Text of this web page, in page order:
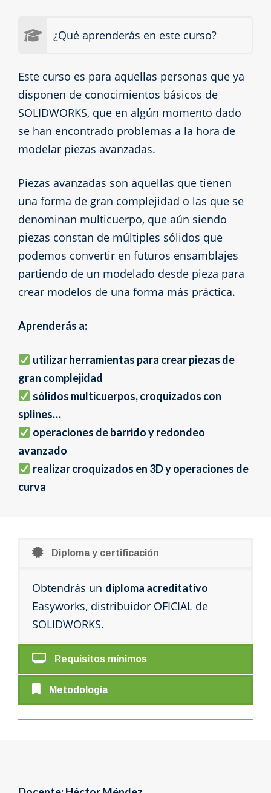
¿Qué aprenderás en este curso?
Este curso es para aquellas personas que ya
disponen de conocimientos básicos de
SOLIDWORKS, que en algún momento dado
se han encontrado problemas a la hora de
modelar piezas avanzadas.
Piezas avanzadas son aquellas que tienen
una forma de gran complejidad o las que se
denominan multicuerpo, que aún siendo
piezas constan de múltiples sólidos que
podemos convertir en futuros ensamblajes
partiendo de un modelado desde pieza para
crear modelos de una forma más práctica.
Aprenderás a:
utilizar herramientas para crear piezas de
gran complejidad
sólidos multicuerpos, croquizados con
splines…
operaciones de barrido y redondeo
avanzado
realizar croquizados en 3D y operaciones de
curva
Diploma y certificación
Obtendrás un diploma acreditativo
Easyworks, distribuidor OFICIAL de
SOLIDWORKS.
Requisitos mínimos
Metodología